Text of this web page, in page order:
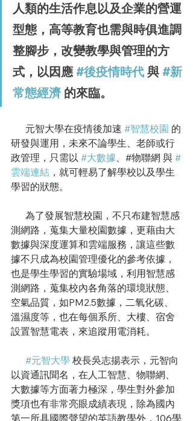
人類的生活作息以及企業的營運
型態，高等教育也需與時俱進調
整腳步，改變教學與管理的方
式，以因應 #後疫情時代 與 #新
常態經濟 的來臨。
      元智大學在疫情後加速
#智慧校園 的
研發與運用，未來不論學生、老師或行
政管理，只需以 #大數據、#物聯網 與 #
雲端連結 ，就可輕易了解學校以及學生
學習的狀態。
測網路，蒐集大量校園數據，更藉由大
數據與深度運算和雲端服務， 讓這些數
據不只成為校園管理優化的參考依據，
也是學生學習的實驗場域，利用智慧感
測網路，蒐集校內各角落的環境狀態、
空氣品質，如PM2.5數據，二氧化碳、
溫濕度等，也在每個系所、大樓、宿舍
設置智慧電表，來追蹤用電消耗。
#元智大學 校長吳志揚表示， 元智向
以資通訊聞名，在人工智慧、物聯網、
大數據等方面著力極深， 學生對外參加
獎項也有非常亮眼成績表現，除為國內
第一所具國際聲望的英語教學外 ，106學